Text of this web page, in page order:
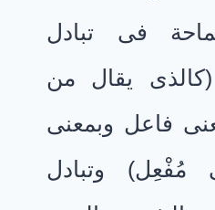
فى تبادل
(كالذى يقال من
فاعل وبمعنى
مُفْعِل) وتبادل